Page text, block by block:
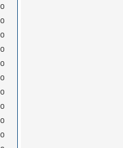
0
0
0
0
0
0
0
0
0
0